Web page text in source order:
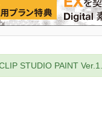
STUDIO PAINT